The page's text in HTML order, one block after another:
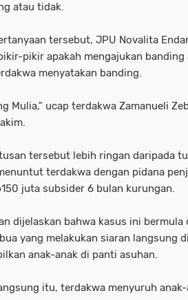
atau tidak.
tersebut, JPU Novalita
pikir apakah mengajukan banding
menyatakan banding.
Mulia," ucap terdakwa Zamanueli
tersebut lebih ringan daripada
terdakwa dengan pidana
juta subsider 6 bulan kurungan.
dijelaskan bahwa kasus ini
yang melakukan siaran langsung
anak-anak di panti asuhan.
itu, terdakwa menyuruh